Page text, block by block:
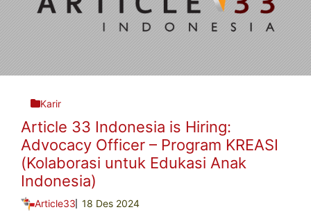
Karir
Article 33 Indonesia is Hiring:
Advocacy Officer – Program KREASI
(Kolaborasi untuk Edukasi Anak
Indonesia)
Article33 18 Des 2024